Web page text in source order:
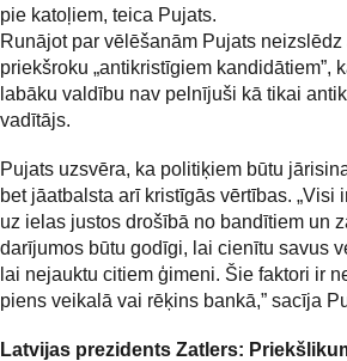
pie katoļiem, teica Pujats.
Runājot par vēlēšanām Pujats
priekšroku „antikristīgiem kandidātiem”,
labāku valdību nav pelnījuši kā tikai
vadītājs.
Pujats uzsvēra, ka politiķiem būtu
bet jāatbalsta arī kristīgās vērtības.
uz ielas justos drošībā no bandītiem un
darījumos būtu godīgi, lai cienītu savus
lai nejauktu citiem ģimeni. Šie faktori ir
piens veikalā vai rēķins bankā,” sacīja
Latvijas prezidents Zatlers: